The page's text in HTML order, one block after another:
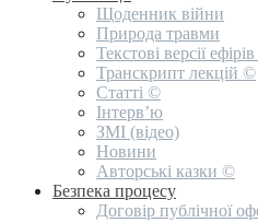
Щоденник війни
Природа травми
Текстові версії
Транскрипт лекцій ©
Статті ©
Інтерв’ю
ЗМІ (відео)
Новини
Авторські казки ©
Безпека процесу
Договір публічної